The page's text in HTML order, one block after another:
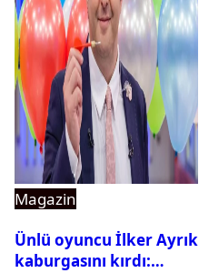
Magazin
Ünlü oyuncu İlker Ayrık
kaburgasını kırdı: